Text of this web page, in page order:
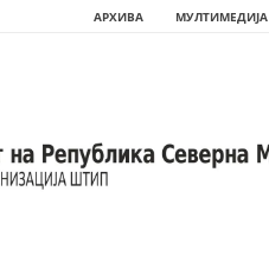
АРХИВА МУЛТИМЕДИЈА